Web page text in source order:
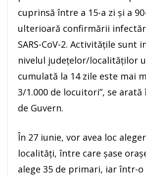
cuprinsă între a 15-a zi şi a
ulterioară confirmării
SARS-CoV-2. Activităţile sunt
nivelul judeţelor/localităţilor
cumulată la 14 zile este mai
3/1.000 de locuitori”, se
de Guvern.
În 27 iunie, vor avea loc
localităţi, între care şase
alege 35 de primari, iar într-o